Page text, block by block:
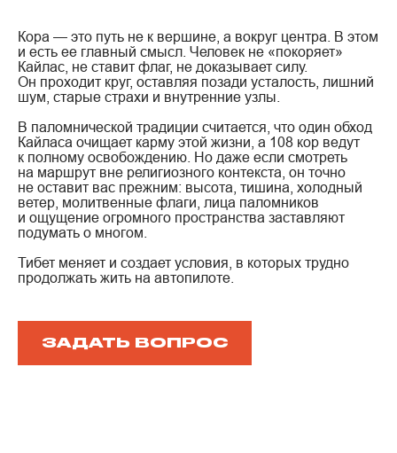
Кора — это путь не к вершине, а вокруг центра. В этом
и есть ее главный смысл. Человек не «покоряет»
Кайлас, не ставит флаг, не доказывает силу.
Он проходит круг, оставляя позади усталость, лишний
шум, старые страхи и внутренние узлы.
В паломнической традиции считается, что один обход
Кайласа очищает карму этой жизни, а 108 кор ведут
к полному освобождению. Но даже если смотреть
на маршрут вне религиозного контекста, он точно
не оставит вас прежним: высота, тишина, холодный
ветер, молитвенные флаги, лица паломников
и ощущение огромного пространства заставляют
подумать о многом.
Тибет меняет и создает условия, в которых трудно
продолжать жить на автопилоте.
ЗАДАТЬ ВОПРОС